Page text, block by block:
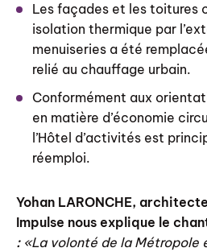
Les façades et les toitures
isolation thermique par
menuiseries a été
relié au chauffage urbain.
Conformément aux
en matière d’économie
l’Hôtel d’activités est
réemploi.
Yohan LARONCHE,
Impulse nous explique le
: «La volontéde la Métropole